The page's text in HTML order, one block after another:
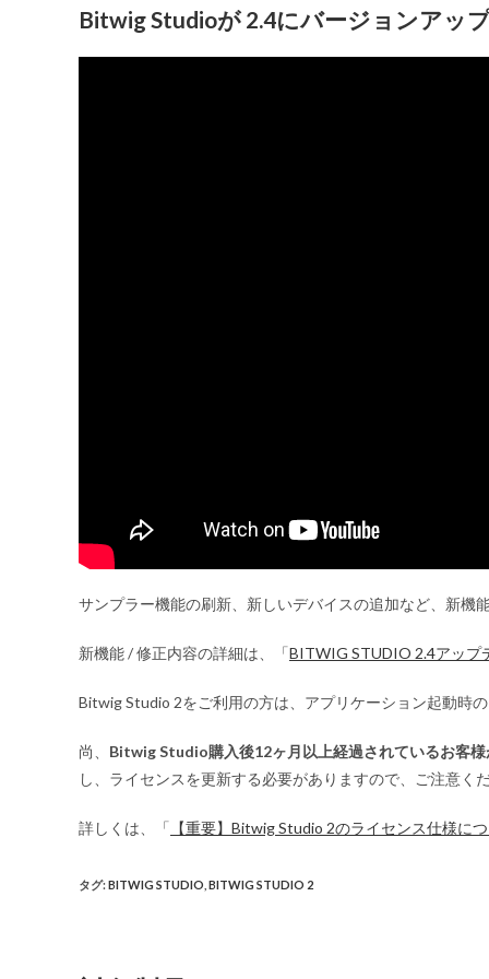
Bitwig Studioが 2.4にバージョンアッ
サンプラー機能の刷新、新しいデバイスの追加など、新機
新機能 / 修正内容の詳細は、「BITWIG STUDIO 2.4アップ
Bitwig Studio 2をご利用の方は、アプリケーション起動時
尚、 Bitwig Studio購入後12ヶ月以上経過されているお客
し、ライセンスを更新する必要がありますので、ご注意く
詳しくは、「 【重要】Bitwig Studio 2のライセンス仕様に
タグ:BITWIG STUDIO BITWIG STUDIO 2